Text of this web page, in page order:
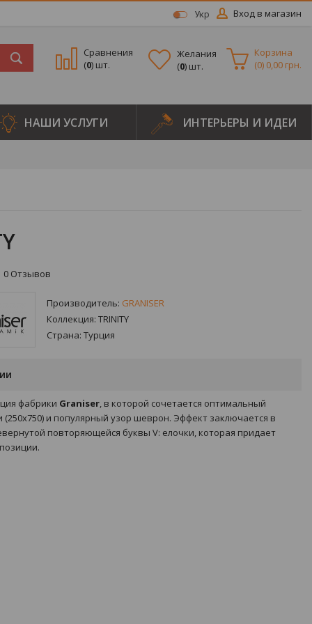
Вход в магазин
Укр
Сравнения
(0) шт.
Желания
(0) шт.
Корзина
(0) 0,00 грн.
НАШИ УСЛУГИ ИНТЕРЬЕРЫ И ИДЕИ
0 Отзывов
Производитель: GRANISER
Коллекция:TRINITY
Страна:Турция
фабрики Graniser, в которой сочетается оптимальный
(250х750) и популярный узор шеврон. Эффект заключается в
повторяющейся буквы V: елочки, которая придает